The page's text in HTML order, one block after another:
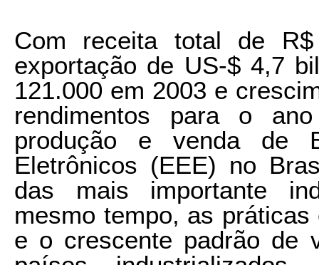
Com receita total de
exportação de US-$ 4,7
121.000 em 2003 e
rendimentos para o
produção e venda de
Eletrônicos (EEE) no
das mais importante
mesmo tempo, as
e o crescente padrão de